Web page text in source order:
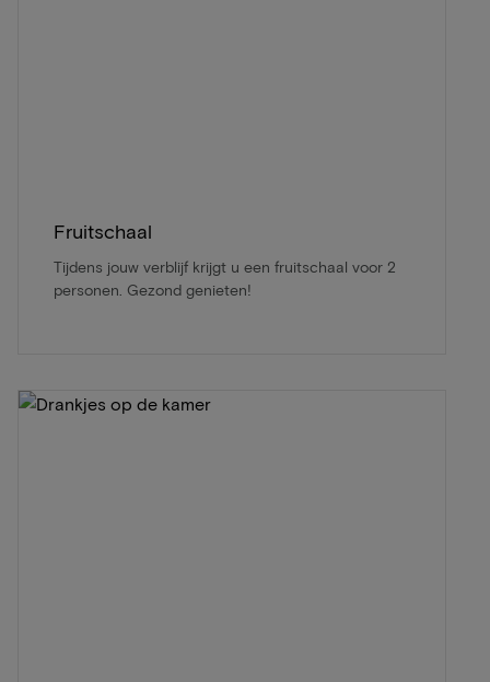
Fruitschaal
Tijdens jouw verblijf krijgt u een fruitschaal voor 2
personen. Gezond genieten!